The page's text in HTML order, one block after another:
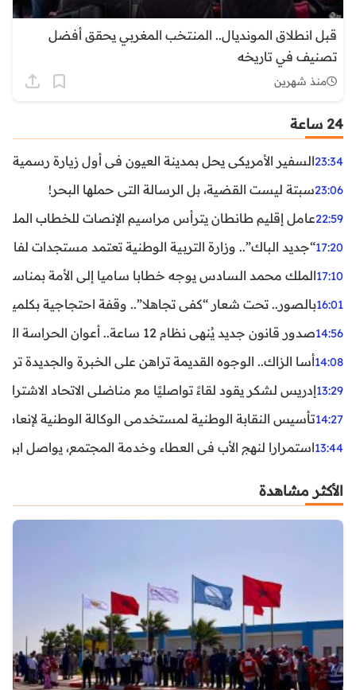
قبل انطلاق المونديال.. المنتخب المغربي يحقق أفضل
تصنيف في تاريخه
منذ شهرين
24 ساعة
23:34السفير الأمريكي يحل بمدينة العيون في أول زيارة رسمية
23:06سبتة ليست القضية، بل الرسالة التي حملها البحر!
22:59عامل إقليم طانطان يترأس مراسيم الإنصات للخطاب
17:20“جديد الباك”.. وزارة التربية الوطنية تعتمد مستجدات
17:10الملك محمد السادس يوجه خطابا ساميا إلى الأمة بمناسبة الذكرى الـ27
16:01بالصور.. تحت شعار “كفى تجاهلا”.. وقفة احتجاجية بكلميم
14:56صدور قانون جديد يُنهي نظام 12 ساعة.. أعوان الحراسة الخاصة يستفيدون من المدة القانونية للشغل
14:08أسا الزاك.. الوجوه القديمة تراهن على الخبرة والجديدة
13:29إدريس لشكر يقود لقاءً تواصليًا مع مناضلي الاتحاد
14:27تأسيس النقابة الوطنية لمستخدمي الوكالة الوطنية
13:44استمرارا لنهج الأب في العطاء وخدمة المجتمع، يواصل ابن
الأكثر مشاهدة